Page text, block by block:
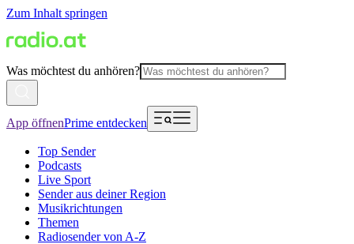
Zum Inhalt springen
Was möchtest du anhören?
App öffnenPrime entdecken
Top Sender
Podcasts
Live Sport
Sender aus deiner Region
Musikrichtungen
Themen
Radiosender von A-Z